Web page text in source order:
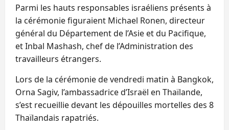
Parmi les hauts responsables israéliens présents à
la cérémonie figuraient Michael Ronen, directeur
général du Département de l’Asie et du Pacifique,
et Inbal Mashash, chef de l’Administration des
travailleurs étrangers.
Lors de la cérémonie de vendredi matin à Bangkok,
Orna Sagiv, l’ambassadrice d’Israël en Thaïlande,
s’est recueillie devant les dépouilles mortelles des 8
Thaïlandais rapatriés.